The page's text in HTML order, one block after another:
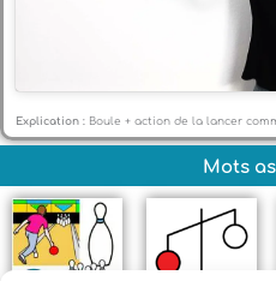
Explication : Boule + action de la lancer
Mots